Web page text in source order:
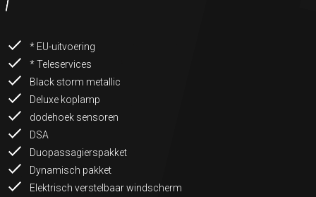
* EU-uitvoering
* Teleservices
Black storm metallic
Deluxe koplamp
dodehoek sensoren
DSA
Duopassagierspakket
Dynamisch pakket
Elektrisch verstelbaar windscherm